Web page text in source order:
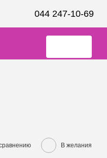
044 247-10-69
В желания